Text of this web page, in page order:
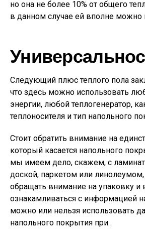
но она не более 10% от общего
в данном случае ей вполне можно
Следующий плюс теплого пола
что здесь можно использовать
энергии, любой теплогенератор,
теплоносителя и тип напольного
Стоит обратить внимание на
который касается напольного
мы имеем дело, скажем, с
доской, паркетом или
обращать внимание на упаковку и
ознакамливаться с информацией
можно или нельзя использовать
напольного покрытия при .